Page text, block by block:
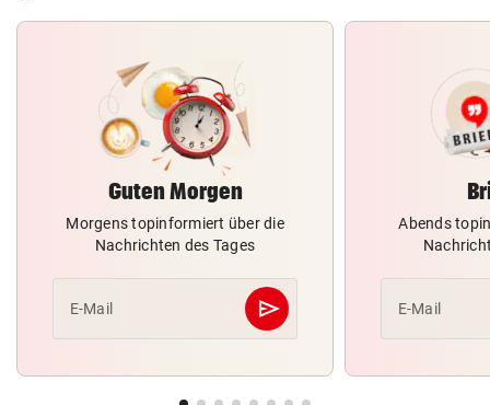
Guten Morgen
Morgens topinformiert über die
Nachrichten des Tages
E-Mail send
Abschicken
Abends
E-Mail